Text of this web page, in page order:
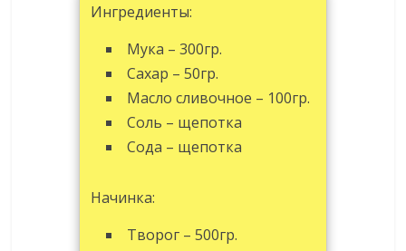
Ингредиенты:
Мука – 300гр.
Сахар – 50гр.
Масло сливочное – 100гр.
Соль – щепотка
Сода – щепотка
Начинка:
Творог – 500гр.